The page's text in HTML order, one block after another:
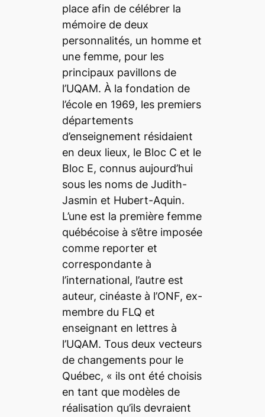
place afin de célébrer la
mémoire de deux
personnalités, un homme et
une femme, pour les
principaux pavillons de
l’UQAM. À la fondation de
l’école en 1969, les premiers
départements
d’enseignement résidaient
en deux lieux, le Bloc C et le
Bloc E, connus aujourd’hui
sous les noms de Judith-
Jasmin et Hubert-Aquin.
L’une est la première femme
québécoise à s’être imposée
comme reporter et
correspondante à
l’international, l’autre est
auteur, cinéaste à l’ONF, ex-
membre du FLQ et
enseignant en lettres à
l’UQAM. Tous deux vecteurs
de changements pour le
Québec, « ils ont été choisis
en tant que modèles de
réalisation qu’ils devraient